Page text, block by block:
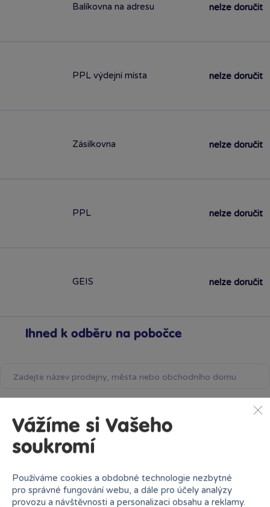
Balíkovna na adresu nelze doručit
PPL výdejní místa nelze doručit
Zásilkovna nelze doručit
PPL nelze doručit
GEIS nelze doručit
Ihned k odběru na pobočce
Bambule Černošice
Dnes od 10:00
poslední kus skladem
Bambule Liberec OC Nisa
Dnes od 10:00 skladem 2 kusy
Rezervovat zde
Vážíme si Vašeho
soukromí
Používáme cookies a obdobné technologie nezbytné
pro správné fungování webu, a dále pro účely analýzy
provozu a návštěvnosti a personalizaci obsahu a reklamy.